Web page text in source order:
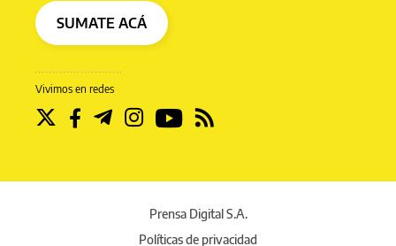
Vivimos en redes
SUMATE ACÁ
Prensa Digital S.A.
Políticas de privacidad